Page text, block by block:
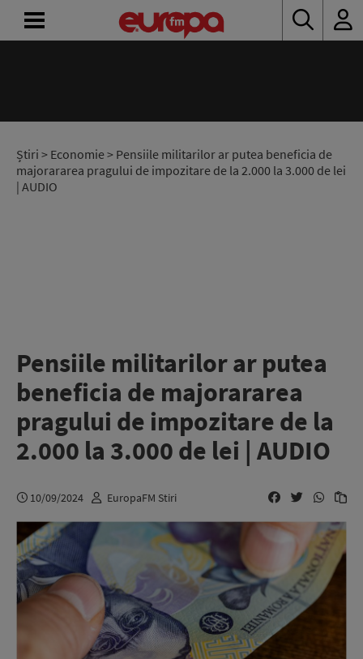
Știri > Economie> Pensiile militarilor ar putea beneficia de
majorararea pragului de impozitare de la 2.000 la 3.000 de lei
| AUDIO
Pensiile militarilor ar putea
beneficia de majorararea
pragului de impozitare de la
2.000 la 3.000 de lei | AUDIO
10/09/2024 EuropaFM Stiri
RADIO
CONCURSURI